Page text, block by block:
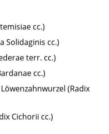
cc.)
Solidaginis cc.)
terr. cc.)
cc.)
(Radix
Cichorii cc.)